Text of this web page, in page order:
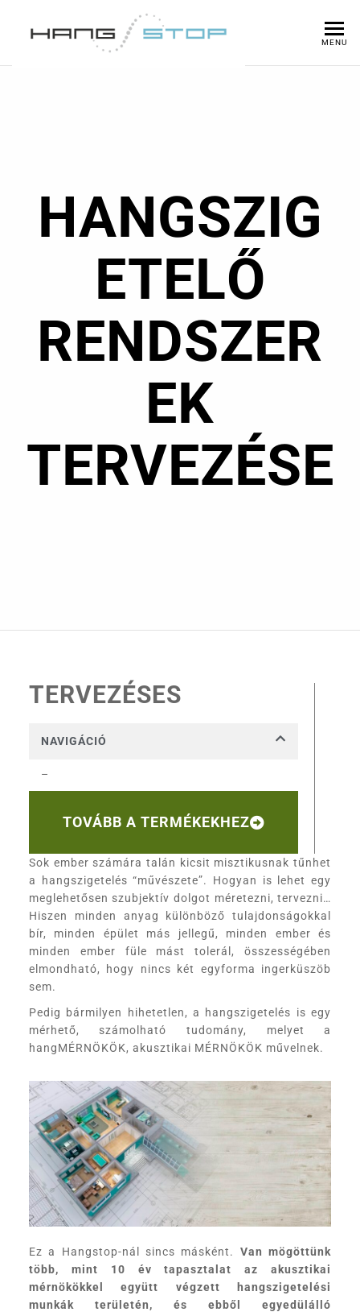
HANG
STOP
Hangszigetelés,
Akusztika
MENU
HANGSZIG
ETELŐ
RENDSZER
EK
TERVEZÉSE
TERVEZÉSES
NAVIGÁCIÓ
–
TOVÁBB A TERMÉKEKHEZ
Sok ember számára talán kicsit misztikusnak tűnhet
a hangszigetelés “művészete”. Hogyan is lehet egy
meglehetősen szubjektív dolgot méretezni, tervezni…
Hiszen minden anyag különböző tulajdonságokkal
bír, minden épület más jellegű, minden ember és
minden ember füle mást tolerál, összességében
elmondható, hogy nincs két egyforma ingerküszöb
sem.
Pedig bármilyen hihetetlen, a hangszigetelés is egy
mérhető, számolható tudomány, melyet a
hangMÉRNÖKÖK, akusztikai MÉRNÖKÖK művelnek.
Ez a Hangstop-nál sincs másként. Van mögöttünk
több, mint 10 év tapasztalat az akusztikai
mérnökökkel együtt végzett hangszigetelési
munkák területén, és ebből egyedülálló